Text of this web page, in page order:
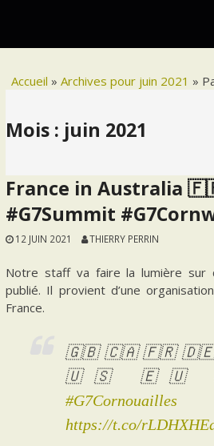
Accueil »Archives pour juin 2021 »
Mois : juin 2021
France in Australia
#G7Summit
12 JUIN 2021 THIERRY PERRIN
Notre staff va faire la lumière sur
publié. Il provient d’une
France.
🇬🇧 🇨🇦 🇫🇷
🇺🇸 🇪🇺
#G7Cornouailles
https://t.co/